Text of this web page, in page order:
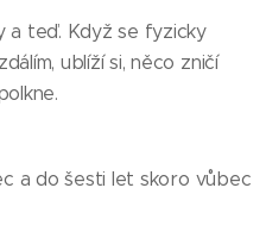
a teď. Když se fyzicky
ublíží si, něco zničí
a do šesti let skoro vůbec